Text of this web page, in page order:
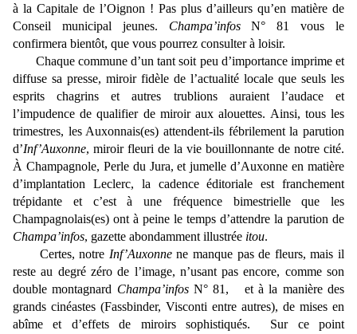
à la Capitale de l’Oignon ! Pas plus d’ailleurs qu’en matière de
Conseil municipal jeunes. Champa’infosN° 81 vous le
confirmera bientôt, que vous pourrez consulter à loisir.
Chaque commune d’un tant soit peu d’importance imprime et
diffuse sa presse, miroir fidèle de l’actualité locale que seuls les
esprits chagrins et autres trublions auraient l’audace et
l’impudence de qualifier de miroir aux alouettes. Ainsi, tous les
trimestres, les Auxonnais(es) attendent-ils fébrilement la parution
d’Inf’Auxonne, miroir fleuri de la vie bouillonnante de notre cité.
À Champagnole, Perle du Jura, et jumelle d’Auxonne en matière
d’implantation Leclerc, la cadence éditoriale est franchement
trépidante et c’est à une fréquence bimestrielle que les
Champagnolais(es) ont à peine le temps d’attendre la parution de
Champa’infos, gazette abondamment illustrée itou.
Certes, notre Inf’Auxonnene manque pas de fleurs, mais il
reste au degré zéro de l’image, n’usant pas encore, comme son
double montagnard Champa’infosN° 81, et à la manière des
grands cinéastes (Fassbinder, Visconti entre autres), de mises en
abîme et d’effets de miroirs sophistiqués. Sur ce point